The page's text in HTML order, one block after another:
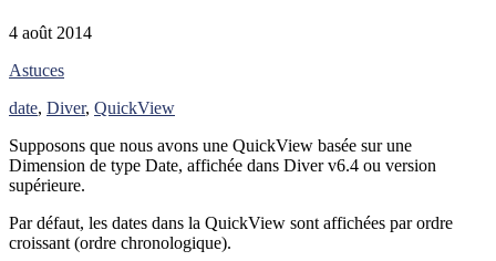
4 août 2014
Astuces
date, Diver, QuickView
Supposons que nous avons une QuickView basée sur une
Dimension de type Date, affichée dans Diver v6.4 ou version
supérieure.
Par défaut, les dates dans la QuickView sont affichées par ordre
croissant (ordre chronologique).